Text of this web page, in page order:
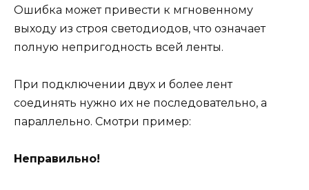
Ошибка может привести к мгновенному
выходу из строя светодиодов, что означает
полную непригодность всей ленты.
При подключении двух и более лент
соединять нужно их не последовательно, а
параллельно. Смотри пример:
Неправильно!